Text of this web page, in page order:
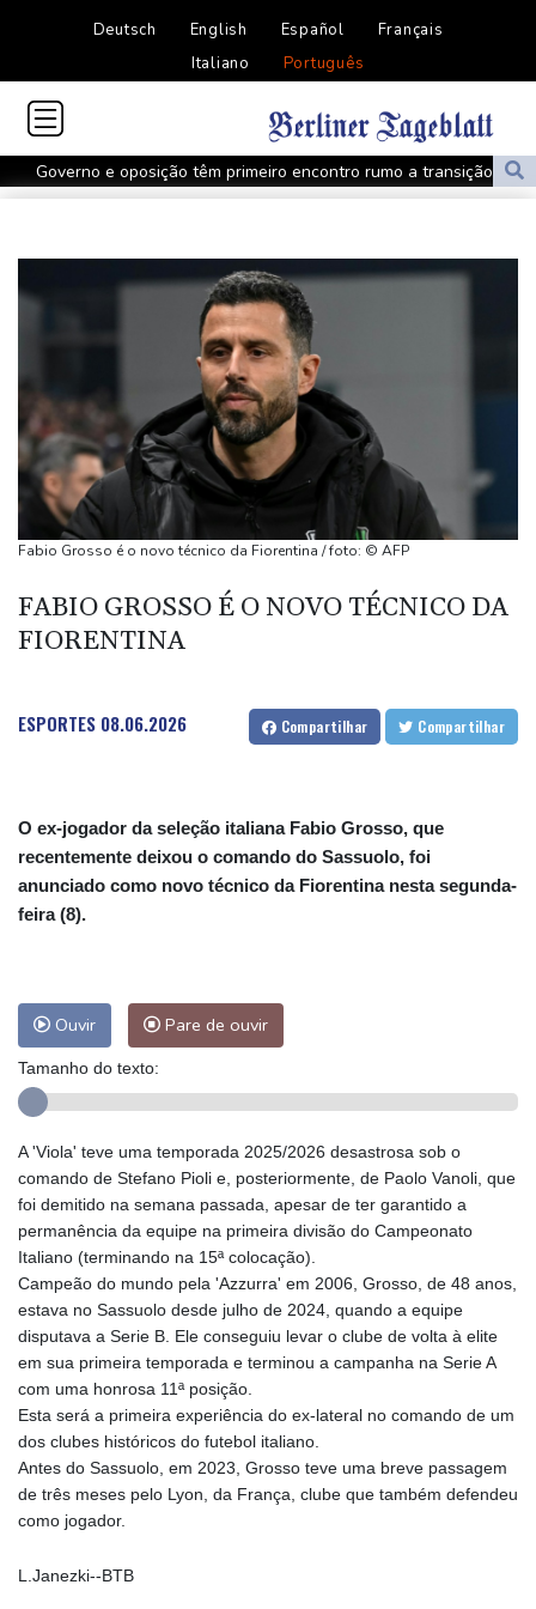
Deutsch English Español
Français
Italiano
Português
Governo e oposição têm primeiro encontro rumo a transição
política na Venezuela
Governo e oposição têm primeiro encontro para transição política
na Venezuela
Meta é condenada a pagar US$ 567 milhões para estado dos
EUA por caso envolvendo menores nas redes
Lucro da Petrobras dobra com produção recorde e alta do
petróleo
Governo e oposição iniciam diálogo com vistas a uma transição
política na Venezuela
Manifestantes entram em confronto com polícia na Argentina por
Trump assina decreto contra 'turismo' da cidadania por
nascimento
Pegula elimina Rakhimova e vai às oitavas do WTA 1000 de
Fabio Grosso é o novo técnico da Fiorentina / foto: © AFP
FABIO GROSSO É O NOVO TÉCNICO DA
FIORENTINA
ESPORTES 08.06.2026 Compartilhar Compartilhar
O ex-jogador da seleção italiana Fabio Grosso, que
recentemente deixou o comando do Sassuolo, foi
anunciado como novo técnico da Fiorentina nesta segunda-
feira (8).
Ouvir Pare de ouvir
Tamanho do texto:
A 'Viola' teve uma temporada 2025/2026 desastrosa sob o
comando de Stefano Pioli e, posteriormente, de Paolo Vanoli, que
foi demitido na semana passada, apesar de ter garantido a
permanência da equipe na primeira divisão do Campeonato
Italiano (terminando na 15ª colocação).
Campeão do mundo pela 'Azzurra' em 2006, Grosso, de 48 anos,
estava no Sassuolo desde julho de 2024, quando a equipe
disputava a Serie B. Ele conseguiu levar o clube de volta à elite
em sua primeira temporada e terminou a campanha na Serie A
com uma honrosa 11ª posição.
Esta será a primeira experiência do ex-lateral no comando de um
dos clubes históricos do futebol italiano.
Antes do Sassuolo, em 2023, Grosso teve uma breve passagem
de três meses pelo Lyon, da França, clube que também defendeu
como jogador.
L.Janezki--BTB